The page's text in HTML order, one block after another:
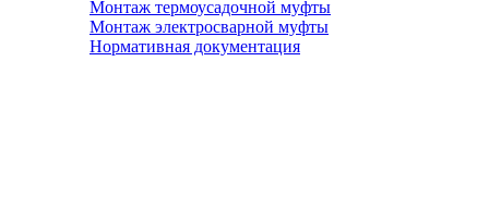
Монтаж термоусадочной муфты
Монтаж электросварной муфты
Нормативная документация